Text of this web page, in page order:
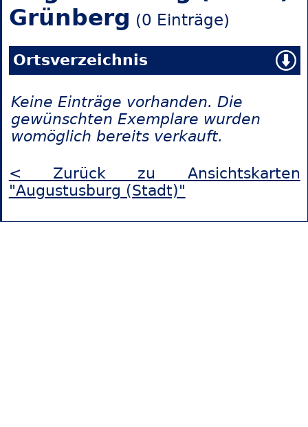
Grünberg (0 Einträge)
Ortsverzeichnis
Keine Einträge vorhanden. Die
gewünschten Exemplare wurden
womöglich bereits verkauft.
< Zurück zu Ansichtskarten
"Augustusburg (Stadt)"